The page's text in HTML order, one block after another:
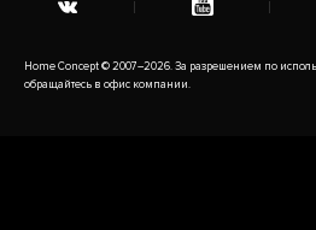
Home Concept © 2007–2026. За разрешением по
обращайтесь в офис компании.